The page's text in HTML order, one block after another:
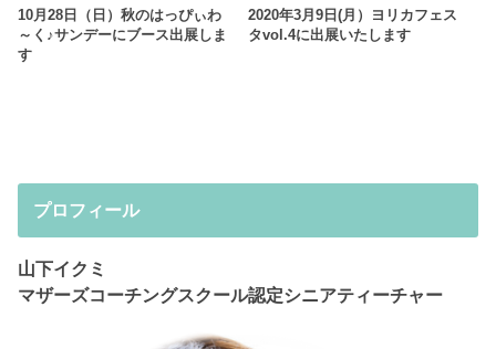
10月28日（日）秋のはっぴぃわ
～く♪サンデーにブース出展しま
す
2020年3月9日(月）ヨリカフェス
タvol.4に出展いたします
プロフィール
山下イクミ
マザーズコーチングスクール認定シニアティーチャー